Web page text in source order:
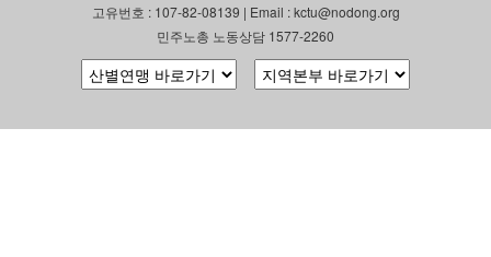
고유번호 : 107-82-08139 | Email : kctu@nodong.org
민주노총 노동상담 1577-2260